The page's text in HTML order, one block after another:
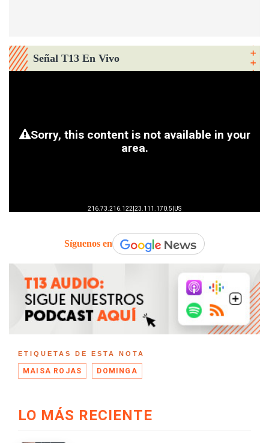
Señal T13 En Vivo
Síguenos en
ETIQUETAS DE ESTA NOTA
MAISA ROJAS DOMINGA
LO MÁS RECIENTE